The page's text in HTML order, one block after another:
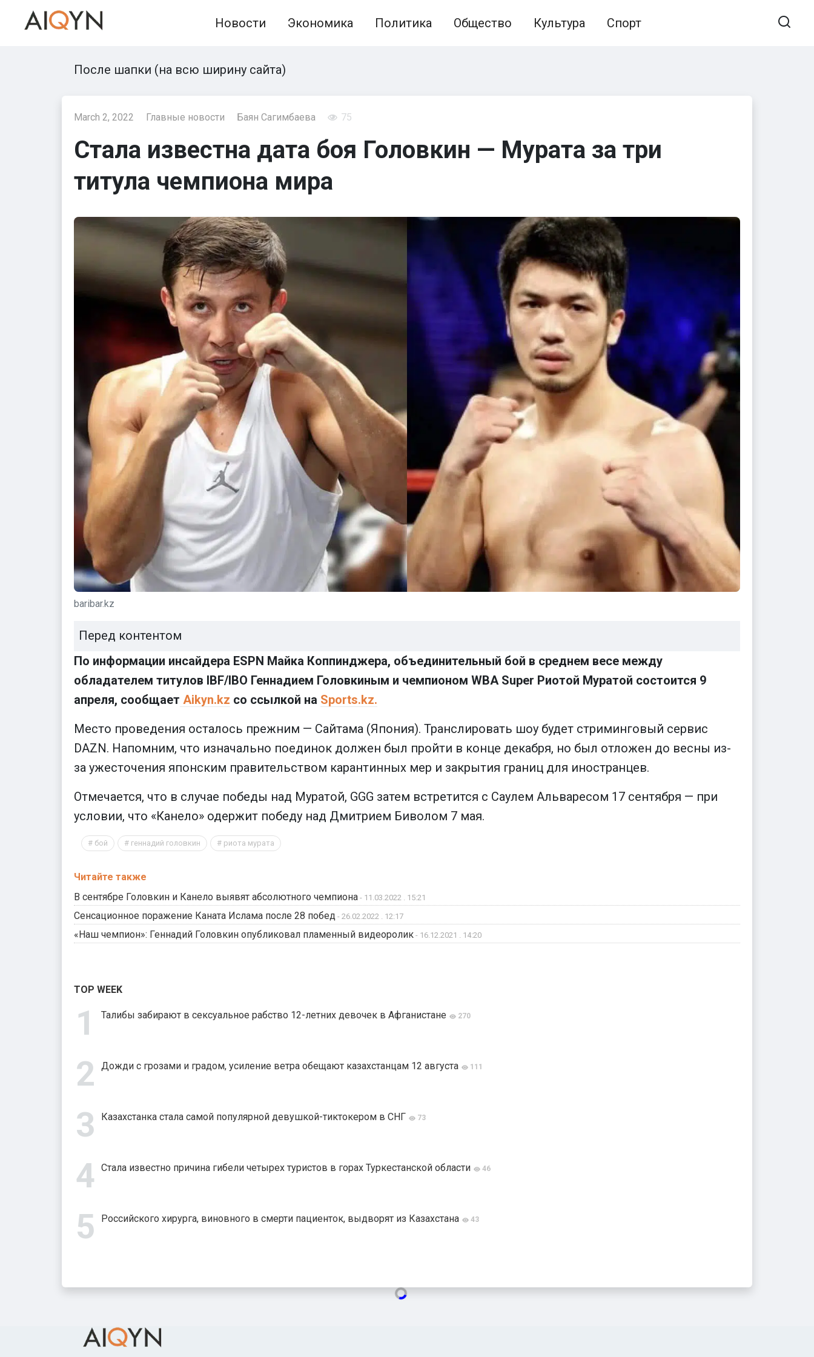
Новости Экономика Политика Общество Культура Спорт
После шапки (на всю ширину сайта)
March 2, 2022 Главные новости Баян Сагимбаева 75
Стала известна дата боя Головкин — Мурата за три
титула чемпиона мира
baribar.kz
Перед контентом
По информации инсайдера ESPN Майка Коппинджера, объединительный бой в среднем весе между
обладателем титулов IBF/IBO Геннадием Головкиным и чемпионом WBA Super Риотой Муратой состоится 9
апреля, сообщает Aikyn.kz со ссылкой на Sports.kz.
Место проведения осталось прежним — Сайтама (Япония). Транслировать шоу будет стриминговый сервис
DAZN. Напомним, что изначально поединок должен был пройти в конце декабря, но был отложен до весны из-
за ужесточения японским правительством карантинных мер и закрытия границ для иностранцев.
Отмечается, что в случае победы над Муратой, GGG затем встретится с Саулем Альваресом 17 сентября — при
условии, что «Канело» одержит победу над Дмитрием Биволом 7 мая.
бой геннадий головкин риота мурата
Читайте также
В сентябре Головкин и Канело выявят абсолютного чемпиона - 11.03.2022 . 15:21
Сенсационное поражение Каната Ислама после 28 побед - 26.02.2022 . 12:17
«Наш чемпион»: Геннадий Головкин опубликовал пламенный видеоролик - 16.12.2021 . 14:20
TOP WEEK
Талибы забирают в сексуальное рабство 12-летних девочек в Афганистане 270
Дожди с грозами и градом, усиление ветра обещают казахстанцам 12 августа 111
Казахстанка стала самой популярной девушкой-тиктокером в СНГ 73
Стала известно причина гибели четырех туристов в горах Туркестанской области 46
Российского хирурга, виновного в смерти пациенток, выдворят из Казахстана 43